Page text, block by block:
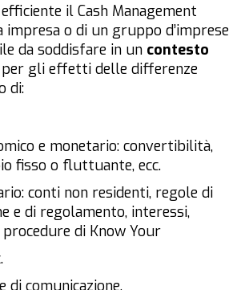
il Cash Management
impresa o di un gruppo d’imprese
da soddisfare in un contesto
per gli effetti delle differenze
di:
e monetario: convertibilità,
fisso o fluttuante, ecc.
conti non residenti, regole di
e di regolamento, interessi,
di Know Your
comunicazione.